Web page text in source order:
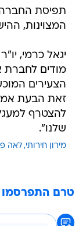
תפיסת החברה
המצוינות,
יגאל כרמי,
מודים לחברת
הצעירים
זאת הבעת
להצטרף
שלנו".
מירון חירותי לאה
טרם התפרסמו